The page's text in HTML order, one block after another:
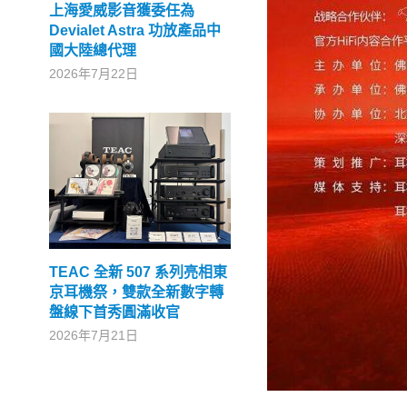
上海愛威影音獲委任為
Devialet Astra 功放產品中
國大陸總代理
2026年7月22日
TEAC 全新 507 系列亮相東
京耳機祭，雙款全新數字轉
盤線下首秀圓滿收官
2026年7月21日